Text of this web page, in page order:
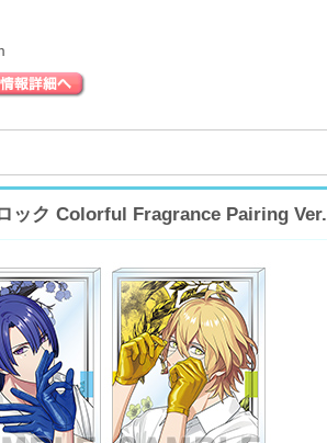
ック Colorful Fragrance Pairing Ver.